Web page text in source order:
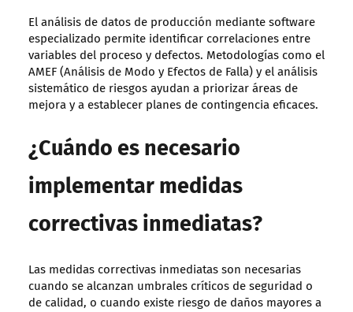
El análisis de datos de producción mediante software
especializado permite identificar correlaciones entre
variables del proceso y defectos. Metodologías como el
AMEF (Análisis de Modo y Efectos de Falla) y el análisis
sistemático de riesgos ayudan a priorizar áreas de
mejora y a establecer planes de contingencia eficaces.
¿Cuándo es necesario
implementar medidas
correctivas inmediatas?
Las medidas correctivas inmediatas son necesarias
cuando se alcanzan umbrales críticos de seguridad o
de calidad, o cuando existe riesgo de daños mayores a